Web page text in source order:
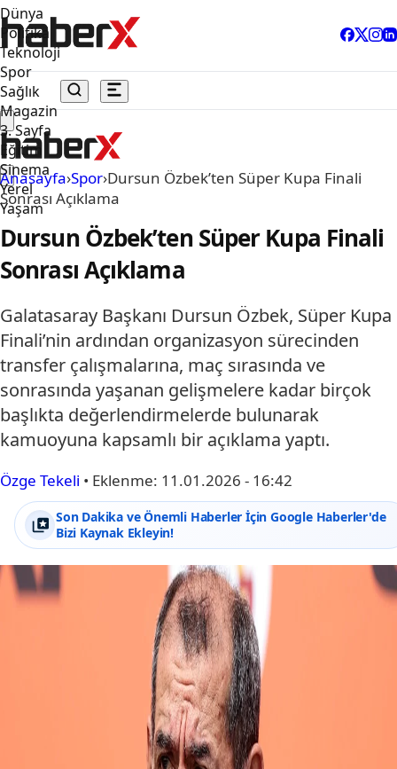
Dünya
Politika
Teknoloji
Spor
Sağlık
Magazin
3. Sayfa
Eğitim
Sinema
Yerel
Yaşam
Anasayfa›Spor›Dursun Özbek’ten Süper Kupa Finali
Sonrası Açıklama
Dursun Özbek’ten Süper Kupa Finali
Sonrası Açıklama
Galatasaray Başkanı Dursun Özbek, Süper Kupa
Finali’nin ardından organizasyon sürecinden
transfer çalışmalarına, maç sırasında ve
sonrasında yaşanan gelişmelere kadar birçok
başlıkta değerlendirmelerde bulunarak
kamuoyuna kapsamlı bir açıklama yaptı.
Özge Tekeli • Eklenme: 11.01.2026 - 16:42
Son Dakika ve Önemli Haberler İçin Google Haberler'de
Bizi Kaynak Ekleyin!